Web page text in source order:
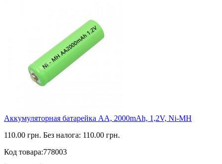
Аккумуляторная батарейка АА, 2000mAh, 1,2V, Ni-MH
110.00 грн. Без налога: 110.00 грн.
Код товара:778003